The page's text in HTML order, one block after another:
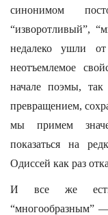
синонимом
“изворотливый”,
недалеко ушли
неотъемлемое
начале поэмы,
превращением,
мы примем
показаться на
Одиссей как раз
И все же есть
“многообразным” —